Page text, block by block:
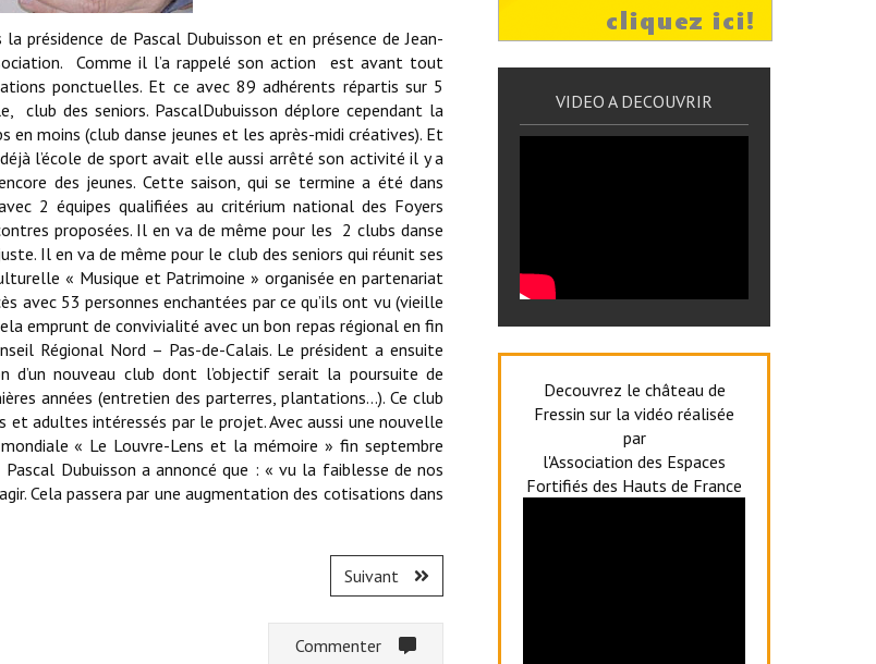
présidence de Pascal Dubuisson et en présence de Jean-
Comme il l’a rappelé son action est avant tout
ponctuelles. Et ce avec 89 adhérents répartis sur 5
club des seniors. PascalDubuisson déplore cependant la
moins (club danse jeunes et les après-midi créatives). Et
l’école de sport avait elle aussi arrêté son activité il y a
des jeunes. Cette saison, qui se termine a été dans
2 équipes qualifiées au critérium national des Foyers
proposées. Il en va de même pour les 2 clubs danse
Il en va de même pour le club des seniors qui réunit ses
« Musique et Patrimoine » organisée en partenariat
avec 53 personnes enchantées par ce qu’ils ont vu (vieille
emprunt de convivialité avec un bon repas régional en fin
Régional Nord – Pas-de-Calais. Le président a ensuite
nouveau club dont l’objectif serait la poursuite de
années (entretien des parterres, plantations…). Ce club
adultes intéressés par le projet. Avec aussi une nouvelle
« Le Louvre-Lens et la mémoire » fin septembre
Dubuisson a annoncé que : « vu la faiblesse de nos
Cela passera par une augmentation des cotisations dans
Suivant
VIDEO A DECOUVRIR
Decouvrez le château de
Fressin sur la vidéo réalisée
par
l'Association des Espaces
Fortifiés des Hauts de France